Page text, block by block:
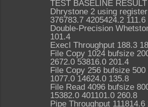
TEST BASELINE
Dhrystone 2 using
376783.7 4205424.2 111.6
Double-Precision
101.4
Execl Throughput 188.3
File Copy 1024 bufsize
2672.0 53816.0 201.4
File Copy 256 bufsize
1077.0 14624.0 135.8
File Read 4096 bufsize
15382.0 401101.0 260.8
Pipe Throughput